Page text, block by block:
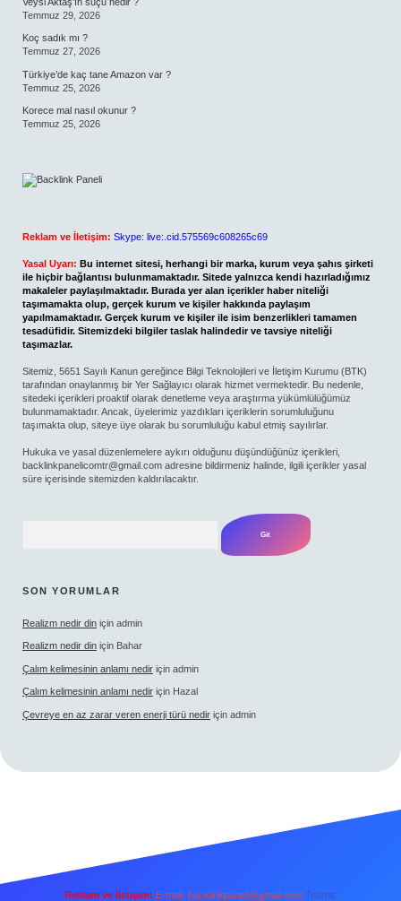
Temmuz 29, 2026
Koç sadık mı ?
Temmuz 27, 2026
Türkiye’de kaç tane Amazon var ?
Temmuz 25, 2026
Korece mal nasıl okunur ?
Temmuz 25, 2026
Reklam ve İletişim: Skype: live:.cid.575569c608265c69
Yasal Uyarı: Bu internet sitesi, herhangi bir marka, kurum veya şahıs şirketi
ile hiçbir bağlantısı bulunmamaktadır. Sitede yalnızca kendi hazırladığımız
makaleler paylaşılmaktadır. Burada yer alan içerikler haber niteliği
taşımamakta olup, gerçek kurum ve kişiler hakkında paylaşım
yapılmamaktadır. Gerçek kurum ve kişiler ile isim benzerlikleri tamamen
tesadüfidir. Sitemizdeki bilgiler taslak halindedir ve tavsiye niteliği
taşımazlar.
Sitemiz, 5651 Sayılı Kanun gereğince Bilgi Teknolojileri ve İletişim Kurumu (BTK)
tarafından onaylanmış bir Yer Sağlayıcı olarak hizmet vermektedir. Bu nedenle,
sitedeki içerikleri proaktif olarak denetleme veya araştırma yükümlülüğümüz
bulunmamaktadır. Ancak, üyelerimiz yazdıkları içeriklerin sorumluluğunu
taşımakta olup, siteye üye olarak bu sorumluluğu kabul etmiş sayılırlar.
Hukuka ve yasal düzenlemelere aykırı olduğunu düşündüğünüz içerikleri,
backlinkpanelicomtr@gmail.com adresine bildirmeniz halinde, ilgili içerikler yasal
süre içerisinde sitemizden kaldırılacaktır.
SON YORUMLAR
Realizm nedir din için admin
Realizm nedir din için Bahar
Çalım kelimesinin anlamı nedir için admin
Çalım kelimesinin anlamı nedir için Hazal
Çevreye en az zarar veren enerji türü nedir için admin
Reklam ve İletişim: E-mail: backlinkpaneli@gmail.com Teams: